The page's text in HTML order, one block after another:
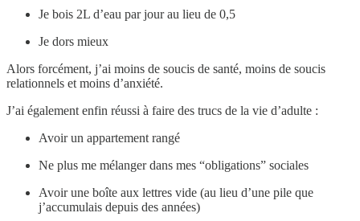
Je bois 2L d’eau par jour au lieu de 0,5
Je dors mieux
Alors forcément, j’ai moins de soucis de santé, moins de soucis
relationnels et moins d’anxiété.
J’ai également enfin réussi à faire des trucs de la vie d’adulte :
Avoir un appartement rangé
Ne plus me mélanger dans mes “obligations” sociales
Avoir une boîte aux lettres vide (au lieu d’une pile que
j’accumulais depuis des années)